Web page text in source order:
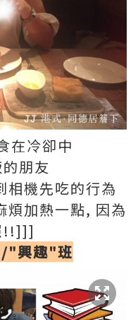
在冷卻中
朋友
相機先吃的行為
加熱一點, 因為
!!]]]
/"興趣"班